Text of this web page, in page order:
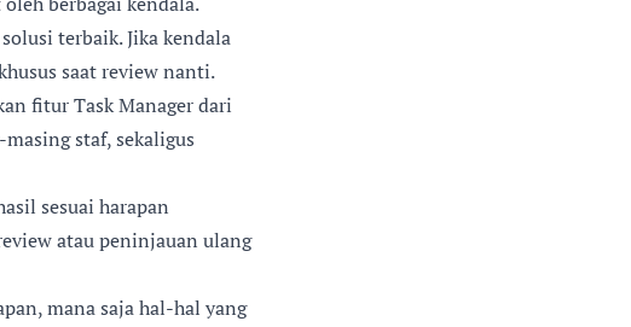
terbaik. Jika kendala
saat review nanti.
fitur Task Manager dari
staf, sekaligus
sesuai harapan
atau peninjauan ulang
mana saja hal-hal yang